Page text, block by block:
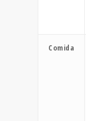
Comida